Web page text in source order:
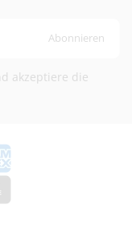
Abonnieren
akzeptiere die